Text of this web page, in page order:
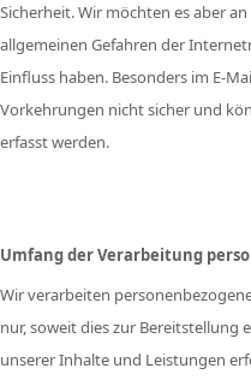
Sicherheit. Wir möchten es aber
allgemeinen Gefahren der
Einfluss haben. Besonders im E-
Vorkehrungen nicht sicher und
erfasst werden.
Umfang der Verarbeitung
Wir verarbeiten
nur, soweit dies zur Bereitstellung
unserer Inhalte und Leistungen